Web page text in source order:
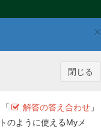
×
閉じる
「 解答の答え合わせ 」
のように使えるMyメ